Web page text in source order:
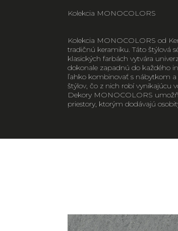
Kolekcia MONOCOLORS
Kolekcia MONOCOLORS od
tradičnú keramiku. Táto štýlová
klasických farbách vytvára
dokonale zapadnú do každého
ľahko kombinovať s nábytkom
štýlov, čo z nich robí vynikajúcu
Dekory MONOCOLORS
priestory, ktorým dodávajú